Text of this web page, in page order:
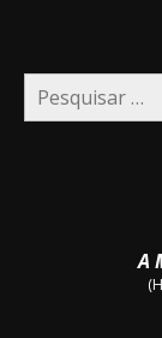
Pesquisar
por:
A